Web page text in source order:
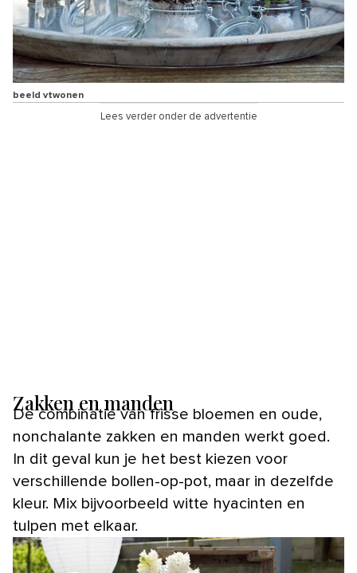
beeld vtwonen
Lees verder onder de advertentie
Zakken en manden
De combinatie van frisse bloemen en oude,
nonchalante zakken en manden werkt goed.
In dit geval kun je het best kiezen voor
verschillende bollen-op-pot, maar in dezelfde
kleur. Mix bijvoorbeeld witte hyacinten en
tulpen met elkaar.